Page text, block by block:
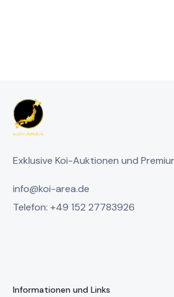
Exklusive Koi-Auktionen und
info@koi-area.de
Telefon: +49 152 27783926
Informationen und Links